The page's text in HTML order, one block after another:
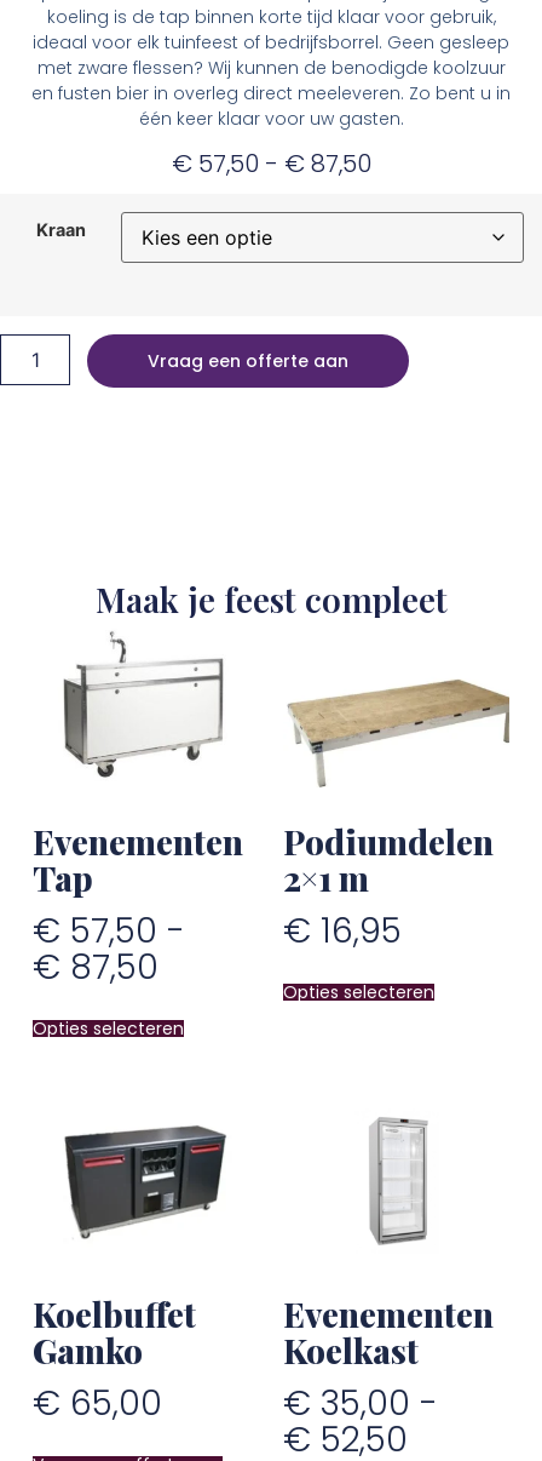
koeling is de tap binnen korte tijd klaar voor gebruik,
ideaal voor elk tuinfeest of bedrijfsborrel. Geen gesleep
met zware flessen? Wij kunnen de benodigde koolzuur
en fusten bier in overleg direct meeleveren. Zo bent u in
één keer klaar voor uw gasten.
€57,50 - €87,50
Kraan
Vraag een offerte aan
Maak je feest compleet
Evenementen
Tap
€ 57,50 -
€ 87,50
Opties selecteren
Podiumdelen
2×1 m
€ 16,95
Opties selecteren
Koelbuffet
Gamko
€ 65,00
Evenementen
Koelkast
€ 35,00 -
€ 52,50